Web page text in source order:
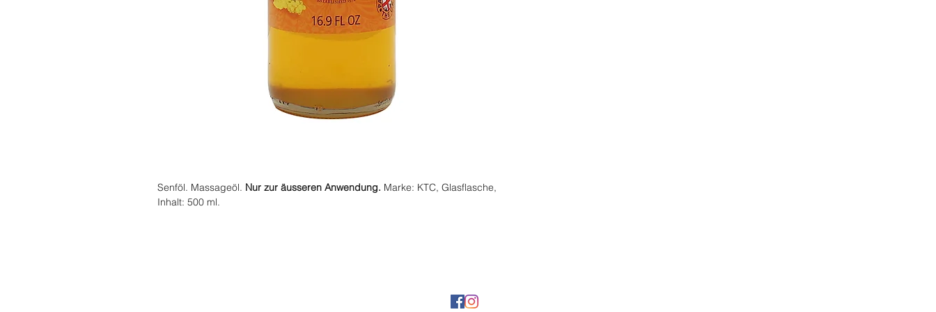
Senföl. Massageöl. Nur zur äusseren Anwendung. Marke: KTC, Glasflasche,
Inhalt: 500 ml.